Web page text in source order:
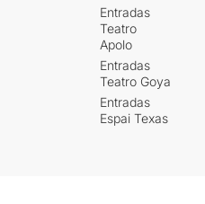
Entradas
Teatro
Apolo
Entradas
Teatro Goya
Entradas
Espai Texas